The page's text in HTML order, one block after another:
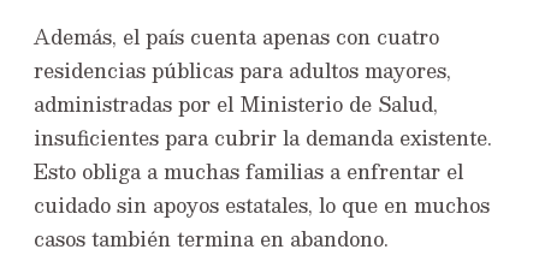
Además, el país cuenta apenas con cuatro
residencias públicas para adultos mayores,
administradas por el Ministerio de Salud,
insuficientes para cubrir la demanda existente.
Esto obliga a muchas familias a enfrentar el
cuidado sin apoyos estatales, lo que en muchos
casos también termina en abandono.